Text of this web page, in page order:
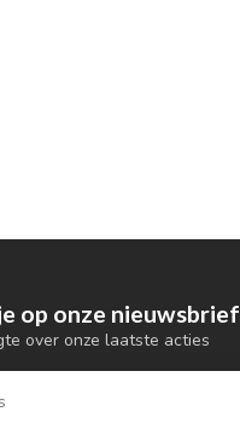
op onze nieuwsbrief
over onze laatste acties